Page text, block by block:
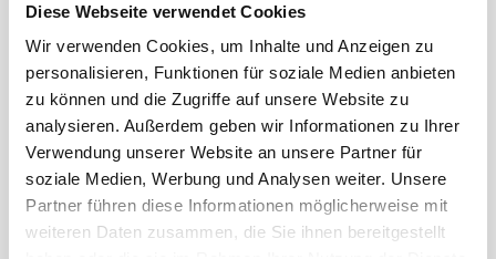
Diese Webseite verwendet Cookies
Wir verwenden Cookies, um Inhalte und Anzeigen zu
personalisieren, Funktionen für soziale Medien anbieten
zu können und die Zugriffe auf unsere Website zu
analysieren. Außerdem geben wir Informationen zu Ihrer
Verwendung unserer Website an unsere Partner für
soziale Medien, Werbung und Analysen weiter. Unsere
Partner führen diese Informationen möglicherweise mit
weiteren Daten zusammen, die Sie ihnen bereitgestellt
Juli 2021
Juni 2021
Mai 2021
April 2021
März 2021
Februar 2021